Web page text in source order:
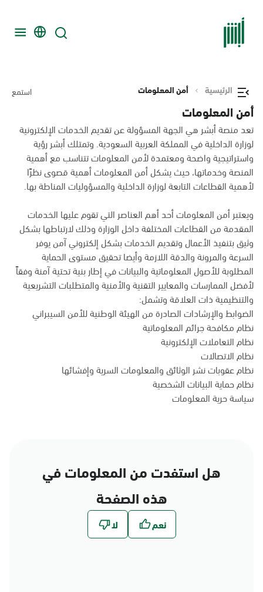
الرئيسية أمن المعلومات استمع
أمن المعلومات
تعد منصة أبشر هي الجهة المسؤولة عن تقديم الخدمات الإلكترونية
لوزارة الداخلية في المملكة العربية السعودية. وتمتلك أبشر رؤية
واستراتيجية واضحة ومعتمدة لأمن المعلومات تتناسب مع أهمية
المنصة وخدماتها، حيث يشكل أمن المعلومات أهمية قصوى نظرًا
لأهمية القطاعات التابعة لوزارة الداخلية والمسؤوليات المناطة بها.
ويعتبر أمن المعلومات أحد أهم العناصر التي تقوم عليها الخدمات
المقدمة من القطاعات المختلفة داخل الوزارة وذلك لارتباطها بشكل
وثيق بتنفيذ الأعمال وتقديم الخدمات بشكل إلكتروني آمن يوفر
السرعة والمرونة والدقة اللازمة وأيضا تحقيق مستوى الحماية
المطلوبة للأصول المعلوماتية والبيانات في إطار بنية تحتية آمنة وفقاً
لأفضل الممارسات والمعايير التقنية والأمنية والمتطلبات التشريعية
والتنظيمية ذات العلاقة وتشمل:
الضوابط والإرشادات الصادرة من الهيئة الوطنية للأمن السيبراني
نظام مكافحة جرائم المعلوماتية
نظام التعاملات الإلكترونية
نظام الاتصالات
نظام عقوبات نشر الوثائق والمعلومات السرية وإفشائها
نظام حماية البيانات الشخصية
سياسة حرية المعلومات
هل استفدت من المعلومات في
هذه الصفحة